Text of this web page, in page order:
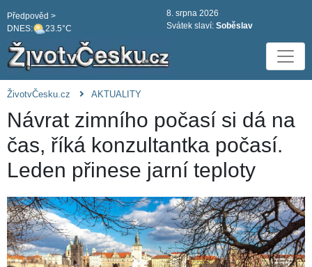
DNES: 23.5°C
Předpověd >
8. srpna 2026
Svátek slaví: Soběslav
ŽivotvČesku.cz AKTUALITY
Návrat zimního počasí si dá na
čas, říká konzultantka počasí.
Leden přinese jarní teploty